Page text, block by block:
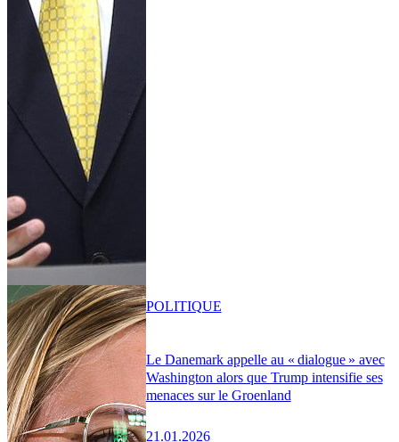
Le Danemark appelle au « dialogue » avec
Washington alors que Trump intensifie ses
menaces sur le Groenland
21.01.2026
POLITIQUE